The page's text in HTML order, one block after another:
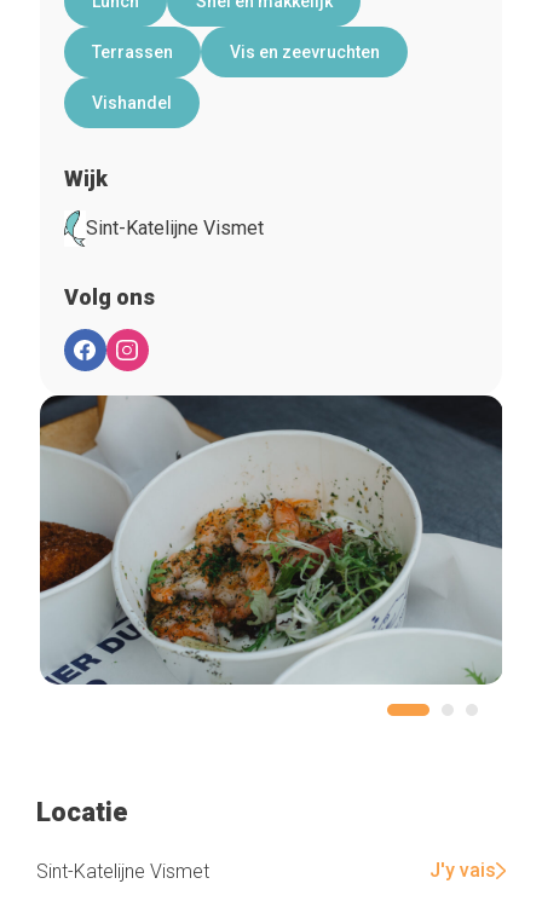
Terrassen Vis en zeevruchten
Vishandel
Wijk
Sint-Katelijne Vismet
Volg ons
Locatie
Sint-Katelijne Vismet J'y vais